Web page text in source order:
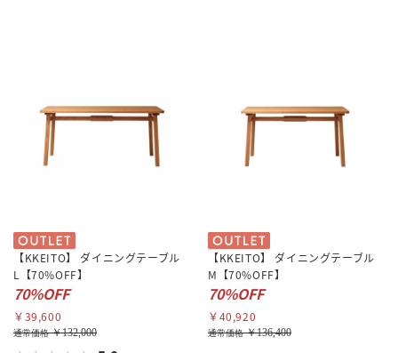
【KKEITO】 ダイニングテーブル
L【70%OFF】
70%OFF
￥39,600
通常価格￥132,000
【KKEITO】 ダイニングテーブル
M【70%OFF】
70%OFF
￥40,920
通常価格￥136,400